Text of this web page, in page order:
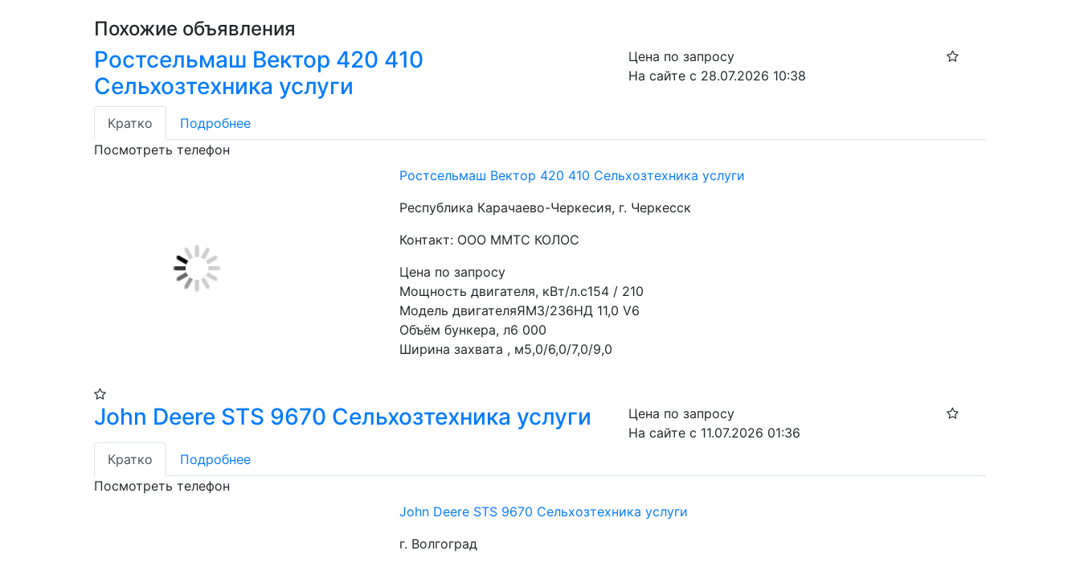
Похожие объявления
Ростсельмаш Вектор 420 410
Сельхозтехника услуги
Цена по запросу
На сайте с 28.07.2026 10:38
Кратко
Подробнее
Посмотреть телефон
Ростсельмаш Вектор 420 410 Сельхозтехника услуги
Республика Карачаево-Черкесия, г. Черкесск
Контакт: ООО ММТС КОЛОС
Цена по запросу
Мощность двигателя, кВт/л.с154 / 210
Модель двигателяЯМЗ/236НД 11,0 V6
Объём бункера, л6 000
Ширина захвата , м5,0/6,0/7,0/9,0
John Deere STS 9670 Сельхозтехника услуги
Цена по запросу
На сайте с 11.07.2026 01:36
Кратко
Подробнее
Посмотреть телефон
John Deere STS 9670 Сельхозтехника услуги
г. Волгоград